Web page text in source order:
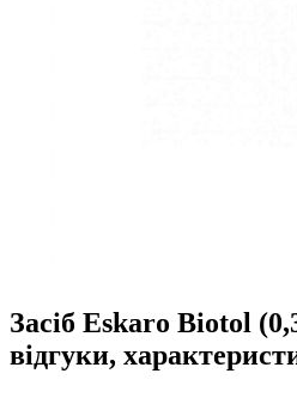
Засіб Eskaro Biotol
відгуки,